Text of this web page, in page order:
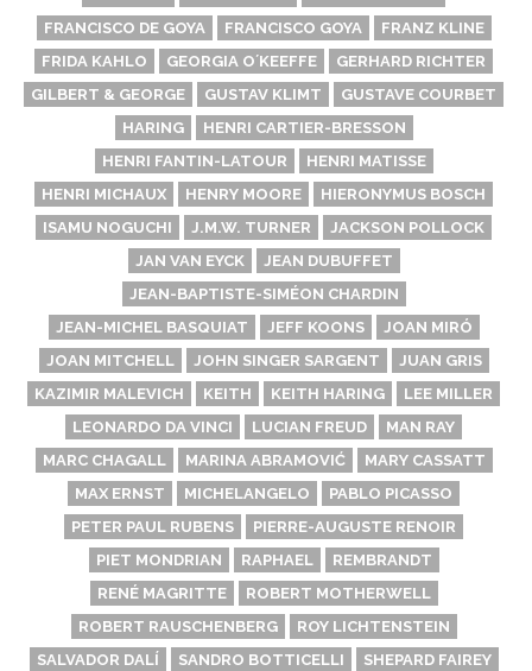
FRANCISCO DE GOYA
FRANCISCO GOYA
FRANZ KLINE
FRIDA KAHLO
GEORGIA OʼKEEFFE
GERHARD RICHTER
GILBERT & GEORGE
GUSTAV KLIMT
GUSTAVE COURBET
HARING
HENRI CARTIER-BRESSON
HENRI FANTIN-LATOUR
HENRI MATISSE
HENRI MICHAUX
HENRY MOORE
HIERONYMUS BOSCH
ISAMU NOGUCHI
J.M.W. TURNER
JACKSON POLLOCK
JAN VAN EYCK
JEAN DUBUFFET
JEAN-BAPTISTE-SIMÉON CHARDIN
JEAN-MICHEL BASQUIAT
JEFF KOONS
JOAN MIRÓ
JOAN MITCHELL
JOHN SINGER SARGENT
JUAN GRIS
KAZIMIR MALEVICH
KEITH KEITH HARING
LEE MILLER
LEONARDO DA VINCI
LUCIAN FREUD
MAN RAY
MARC CHAGALL
MARINA ABRAMOVIĆ
MARY CASSATT
MAX ERNST
MICHELANGELO
PABLO PICASSO
PETER PAUL RUBENS
PIERRE-AUGUSTE RENOIR
PIET MONDRIAN
RAPHAEL
REMBRANDT
RENÉ MAGRITTE
ROBERT MOTHERWELL
ROBERT RAUSCHENBERG
ROY LICHTENSTEIN
SALVADOR DALÍ
SANDRO BOTTICELLI
SHEPARD FAIREY